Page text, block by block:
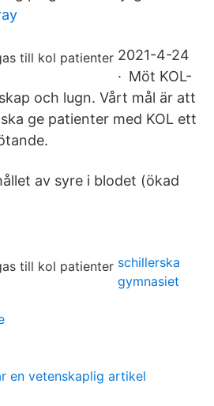
2021-4-24
· Möt KOL-
och lugn. Vårt mål är att
ge patienter med KOL ett
av syre i blodet (ökad
schillerska
gymnasiet
en vetenskaplig artikel